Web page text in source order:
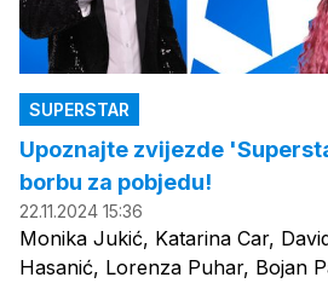
SUPERSTAR
Upoznajte zvijezde
borbu za pobjedu!
22.11.2024 15:36
Monika Jukić, Katarina Car,
Hasanić, Lorenza Puhar, Bojan